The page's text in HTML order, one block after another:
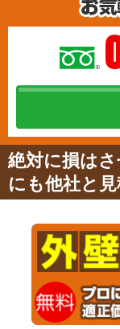
絶対に損は
にも他社と